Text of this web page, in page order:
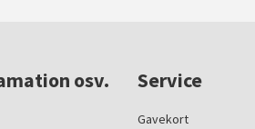
osv. Service
Gavekort